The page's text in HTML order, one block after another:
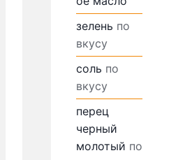
зелень по
вкусу
соль по
вкусу
перец
черный
молотый по